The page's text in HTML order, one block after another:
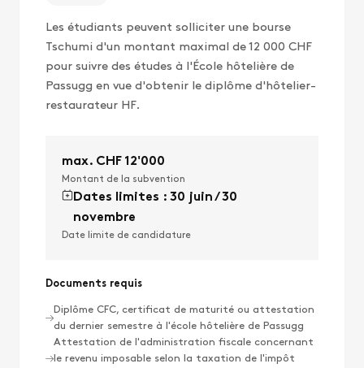
Les étudiants peuvent solliciter une bourse
Tschumi d'un montant maximal de 12 000 CHF
pour suivre des études à l'École hôtelière de
Passugg en vue d'obtenir le diplôme d'hôtelier-
restaurateur HF.
max. CHF 12'000
Montant de la subvention
Dates limites : 30 juin / 30
novembre
Date limite de candidature
Documents requis
Diplôme CFC, certificat de maturité ou attestation
du dernier semestre à l'école hôtelière de Passugg
Attestation de l'administration fiscale concernant
le revenu imposable selon la taxation de l'impôt